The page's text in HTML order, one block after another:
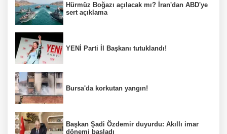
Hürmüz Boğazı açılacak mı? İran'dan ABD'ye
sert açıklama
YENİ Parti İl Başkanı tutuklandı!
Bursa'da korkutan yangın!
Başkan Şadi Özdemir duyurdu: Akıllı imar
dönemi başladı